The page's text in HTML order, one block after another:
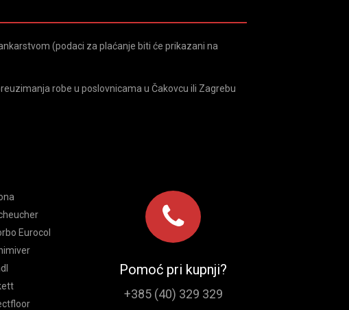
(podaci za plaćanje biti će prikazani na
robe u poslovnicama u Čakovcu ili Zagrebu
Eurocol
Pomoć pri kupnji?
+385 (40) 329 329